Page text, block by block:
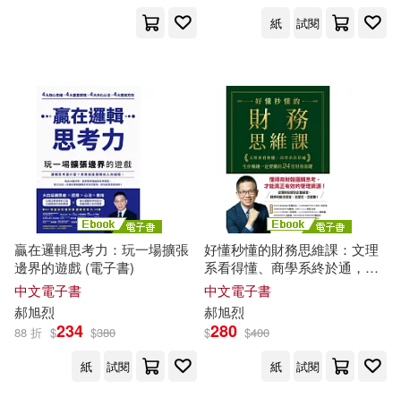
紙
試閱
贏在邏輯思考力：玩一場擴張
邊界的遊戲 (電子書)
中文電子書
郝旭烈
88 折 $234 $380
紙
試閱
好懂秒懂的財務思維課：文理
系看得懂、商學系終於通，生
存賺錢一定要懂的24堂財務基
礎 (電子書)
中文電子書
郝旭烈
$280 $400
紙
試閱